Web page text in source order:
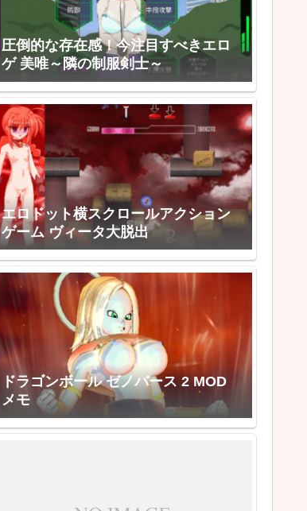
圧倒的な存在感！今注目すべきエロ
ゲ 美唯～隣の制服剣士～
エロドット横スクロールアクション
ゲーム ヴィータ大脱出
ドラゴンボール ゼノバース 2 MOD
メモ